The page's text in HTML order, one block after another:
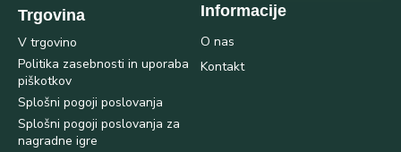
Trgovina
V trgovino
Politika zasebnosti in uporaba
piškotkov
Splošni pogoji poslovanja
Splošni pogoji poslovanja za
nagradne igre
Informacije
O nas
Kontakt